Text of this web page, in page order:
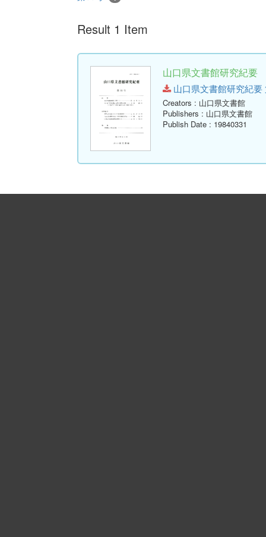
Result 1 Item
山口県文書館研究紀要
山口県文書館研究紀要
Creators : 山口県文書館
Publishers : 山口県文書館
Publish Date : 19840331